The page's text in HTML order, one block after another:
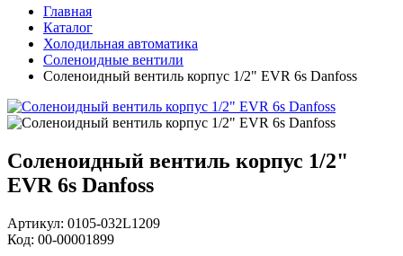
Главная
Каталог
Холодильная автоматика
Соленоидные вентили
Соленоидный вентиль корпус 1/2" EVR 6s Danfoss
Соленоидный вентиль корпус 1/2"
EVR 6s Danfoss
Артикул: 0105-032L1209
Код: 00-00001899